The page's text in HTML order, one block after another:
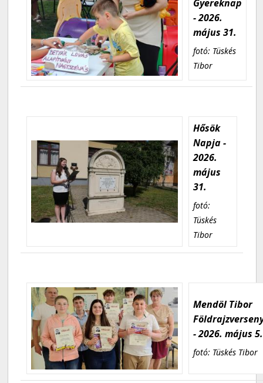
Gyereknap
- 2026.
május 31.
fotó: Tüskés
Tibor
Hősök
Napja -
2026.
május
31.
fotó:
Tüskés
Tibor
Mendöl Tibor
- 2026. május 5.
fotó: Tüskés Tibor